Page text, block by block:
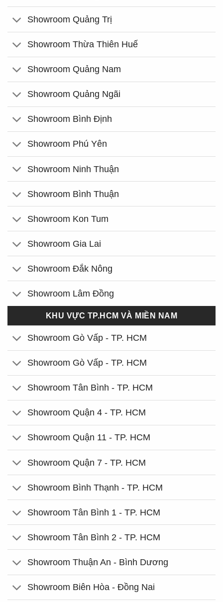
Showroom Quảng Trị
Showroom Thừa Thiên Huế
Showroom Quảng Nam
Showroom Quảng Ngãi
Showroom Bình Định
Showroom Phú Yên
Showroom Ninh Thuận
Showroom Bình Thuận
Showroom Kon Tum
Showroom Gia Lai
Showroom Đắk Nông
Showroom Lâm Đồng
KHU VỰC TP.HCM VÀ MIỀN NAM
Showroom Gò Vấp - TP. HCM
Showroom Gò Vấp - TP. HCM
Showroom Tân Bình - TP. HCM
Showroom Quận 4 - TP. HCM
Showroom Quận 11 - TP. HCM
Showroom Quận 7 - TP. HCM
Showroom Bình Thạnh - TP. HCM
Showroom Tân Bình 1 - TP. HCM
Showroom Tân Bình 2 - TP. HCM
Showroom Thuận An - Bình Dương
Showroom Biên Hòa - Đồng Nai